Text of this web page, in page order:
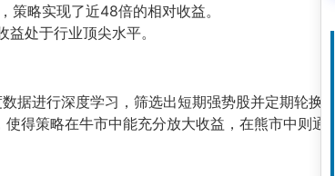
策略实现了近48倍的相对收益。
处于行业顶尖水平。
据进行深度学习，筛选出短期强势股并定期轮换
得策略在牛市中能充分放大收益，在熊市中则通